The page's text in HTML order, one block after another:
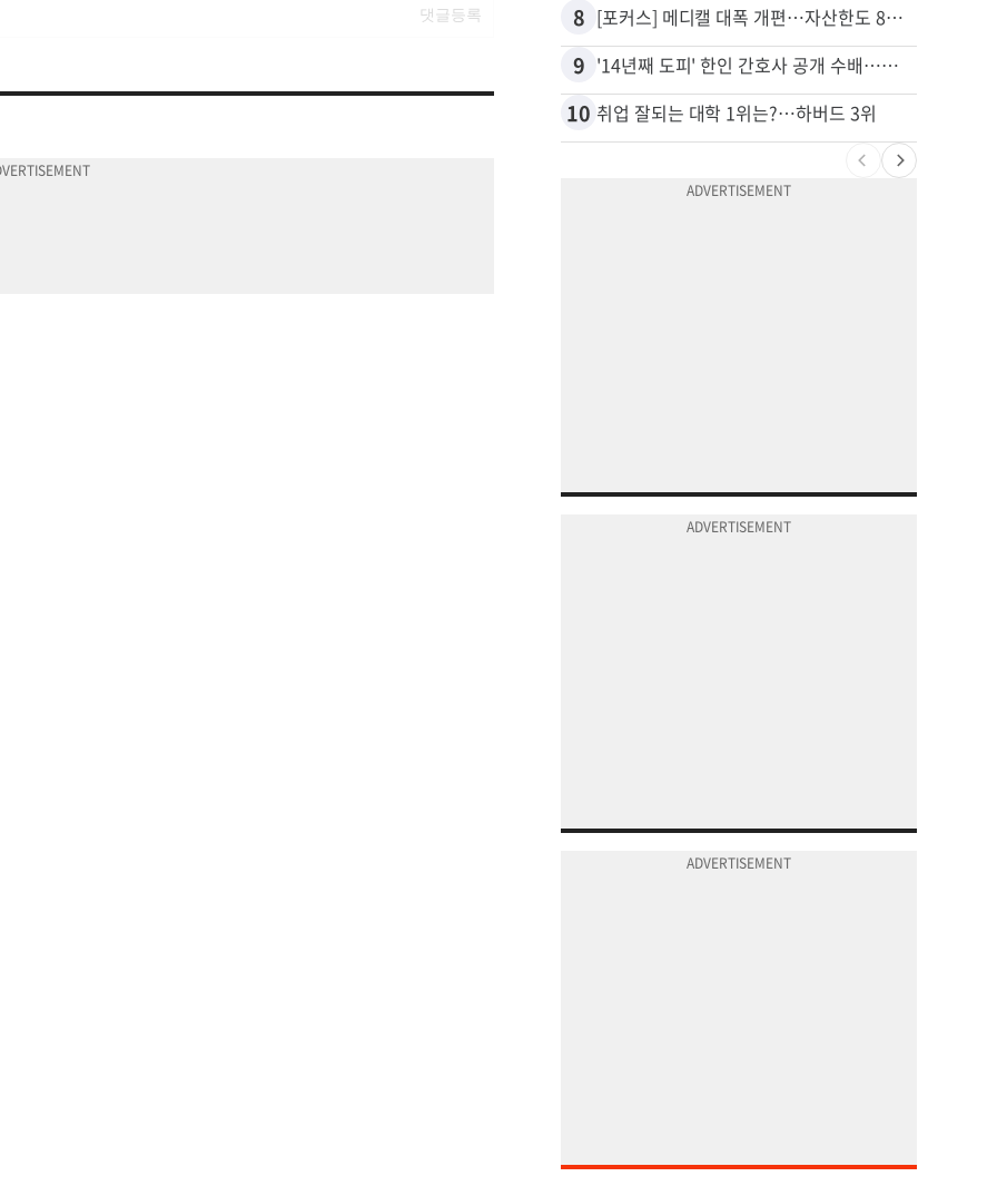
8 [포커스] 메디캘 대폭 개편…자산한도 84% 축소
9 '14년째 도피' 한인 간호사 공개 수배…메디케어 사기 유죄
10 취업 잘되는 대학 1위는?…하버드 3위